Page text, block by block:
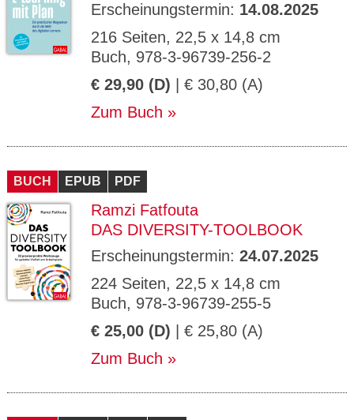
Erscheinungstermin: 14.08.2025
216 Seiten, 22,5 x 14,8 cm
Buch, 978-3-96739-256-2
€ 29,90 (D) | € 30,80 (A)
Zum Buch
BUCH EPUB PDF
Ramzi Fatfouta
DAS DIVERSITY-TOOLBOOK
Erscheinungstermin: 24.07.2025
224 Seiten, 22,5 x 14,8 cm
Buch, 978-3-96739-255-5
€ 25,00 (D) | € 25,80 (A)
Zum Buch